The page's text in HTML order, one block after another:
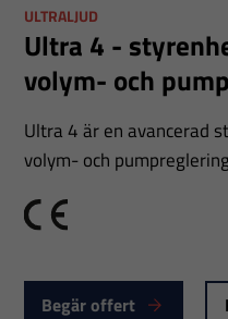
ULTRALJUD
Ultra 4 -
volym- och
Ultra 4 är en avancerad
volym- och
CE
Begär offert